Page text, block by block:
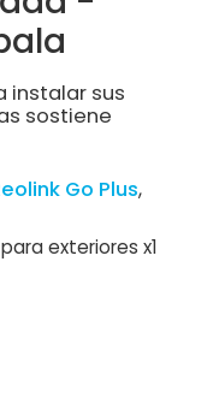
instalar sus
sostiene
Go Plus
exteriores x1